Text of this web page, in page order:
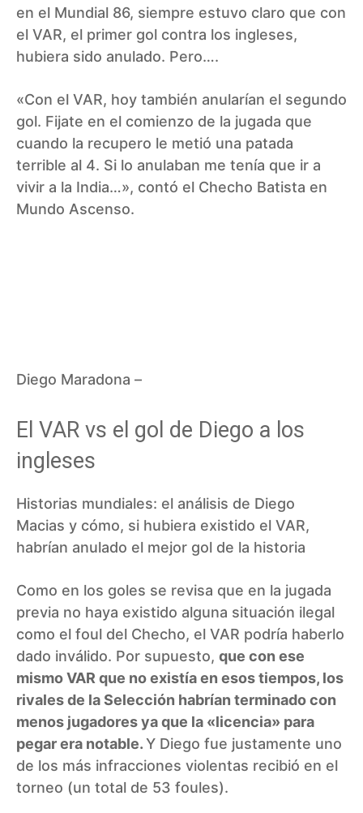
en el Mundial 86, siempre estuvo claro que con
el VAR, el primer gol contra los ingleses,
hubiera sido anulado. Pero….
«Con el VAR, hoy también anularían el segundo
gol. Fijate en el comienzo de la jugada que
cuando la recupero le metió una patada
terrible al 4. Si lo anulaban me tenía que ir a
vivir a la India…», contó el Checho Batista en
Mundo Ascenso.
Diego Maradona –
El VAR vs el gol de Diego a los
ingleses
Historias mundiales: el análisis de Diego
Macias y cómo, si hubiera existido el VAR,
habrían anulado el mejor gol de la historia
Como en los goles se revisa que en la jugada
previa no haya existido alguna situación ilegal
como el foul del Checho, el VAR podría haberlo
dado inválido. Por supuesto, que con ese
mismo VAR que no existía en esos tiempos, los
rivales de la Selección habrían terminado con
menos jugadores ya que la «licencia» para
pegar era notable.Y Diego fue justamente uno
de los más infracciones violentas recibió en el
torneo (un total de 53 foules).